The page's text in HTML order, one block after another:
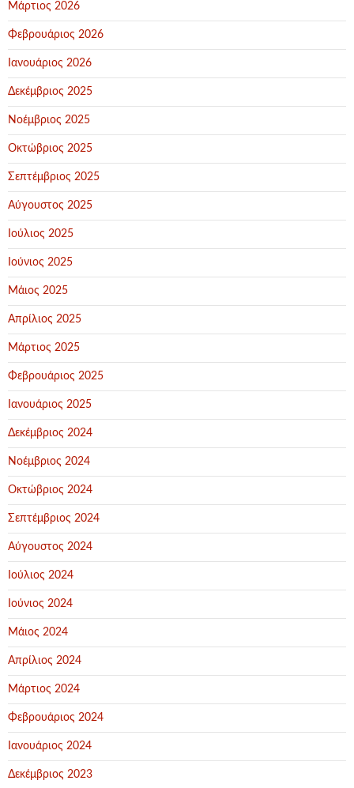
Μάρτιος 2026
Φεβρουάριος 2026
Ιανουάριος 2026
Δεκέμβριος 2025
Νοέμβριος 2025
Οκτώβριος 2025
Σεπτέμβριος 2025
Αύγουστος 2025
Ιούλιος 2025
Ιούνιος 2025
Μάιος 2025
Απρίλιος 2025
Μάρτιος 2025
Φεβρουάριος 2025
Ιανουάριος 2025
Δεκέμβριος 2024
Νοέμβριος 2024
Οκτώβριος 2024
Σεπτέμβριος 2024
Αύγουστος 2024
Ιούλιος 2024
Ιούνιος 2024
Μάιος 2024
Απρίλιος 2024
Μάρτιος 2024
Φεβρουάριος 2024
Ιανουάριος 2024
Δεκέμβριος 2023